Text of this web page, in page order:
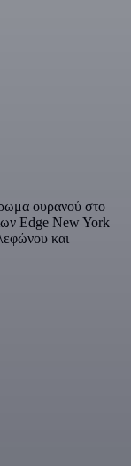
ουρανού στο
Edge New York
και